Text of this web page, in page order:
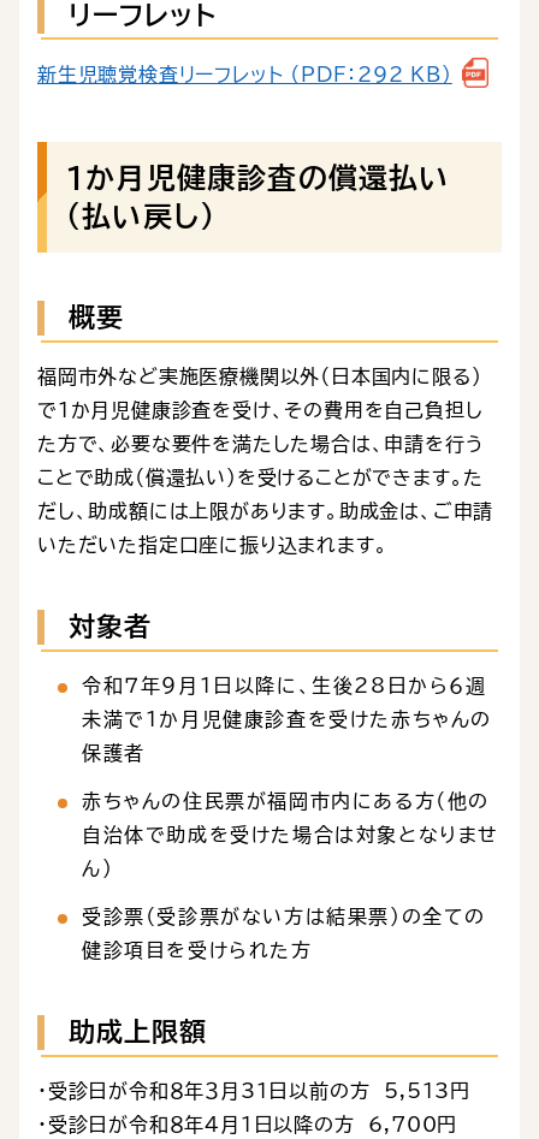
リーフレット
新生児聴覚検査リーフレット （PDF：292 KB）
１か月児健康診査の償還払い
（払い戻し）
概要
福岡市外など実施医療機関以外（日本国内に限る）
で１か月児健康診査を受け、その費用を自己負担し
た方で、必要な要件を満たした場合は、申請を行う
ことで助成（償還払い）を受けることができます。た
だし、助成額には上限があります。助成金は、ご申請
いただいた指定口座に振り込まれます。
対象者
令和７年９月１日以降に、生後28日から６週
未満で１か月児健康診査を受けた赤ちゃんの
保護者
赤ちゃんの住民票が福岡市内にある方（他の
自治体で助成を受けた場合は対象となりませ
ん）
受診票（受診票がない方は結果票）の全ての
健診項目を受けられた方
助成上限額
・受診日が令和８年３月31日以前の方 5,513円
・受診日が令和８年４月１日以降の方 6,700円